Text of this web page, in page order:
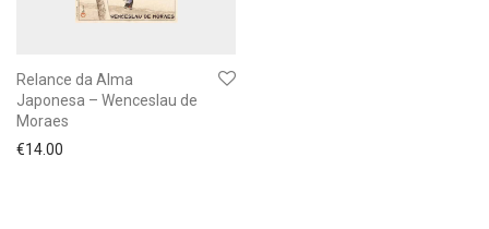
Relance da Alma
Japonesa – Wenceslau de
Moraes
€14.00